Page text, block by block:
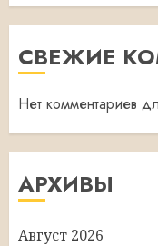
СВЕЖИЕ
Нет комментариев
АРХИВЫ
Август 2026